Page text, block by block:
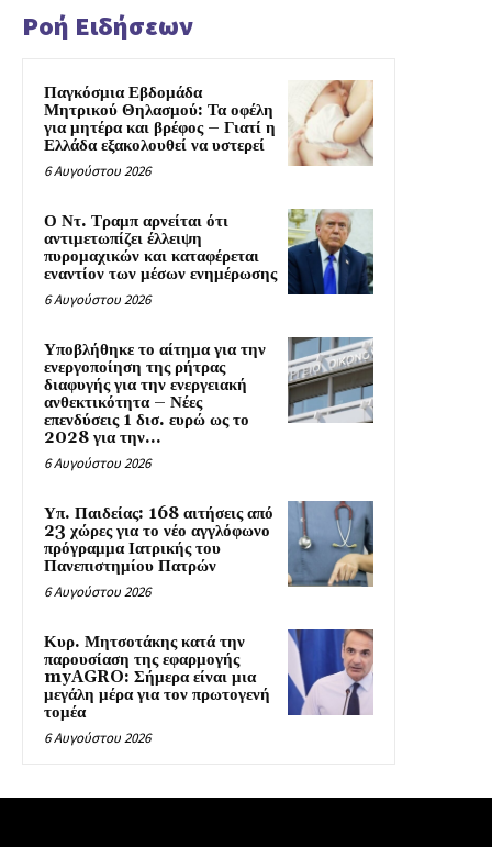
Ροή Ειδήσεων
Παγκόσμια Εβδομάδα
Μητρικού Θηλασμού: Τα οφέλη
για μητέρα και βρέφος – Γιατί η
Ελλάδα εξακολουθεί να υστερεί
6 Αυγούστου 2026
Ο Ντ. Τραμπ αρνείται ότι
αντιμετωπίζει έλλειψη
πυρομαχικών και καταφέρεται
εναντίον των μέσων ενημέρωσης
6 Αυγούστου 2026
Υποβλήθηκε το αίτημα για την
ενεργοποίηση της ρήτρας
διαφυγής για την ενεργειακή
ανθεκτικότητα – Νέες
επενδύσεις 1 δισ. ευρώ ως το
2028 για την...
6 Αυγούστου 2026
Υπ. Παιδείας: 168 αιτήσεις από
23 χώρες για το νέο αγγλόφωνο
πρόγραμμα Ιατρικής του
Πανεπιστημίου Πατρών
6 Αυγούστου 2026
Κυρ. Μητσοτάκης κατά την
παρουσίαση της εφαρμογής
myAGRO: Σήμερα είναι μια
μεγάλη μέρα για τον πρωτογενή
τομέα
6 Αυγούστου 2026